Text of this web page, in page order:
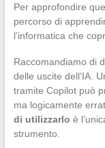
Per approfondire
percorso di
l’informatica che
Raccomandiamo di
delle uscite dell’IA.
tramite Copilot può
ma logicamente
di utilizzarlo è
strumento.